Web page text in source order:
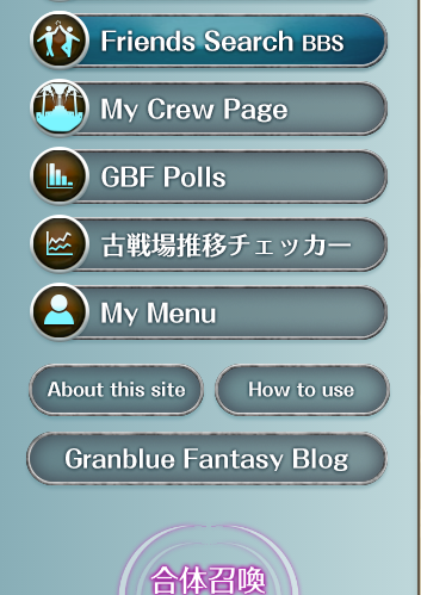
マルチバトル救援募集掲示板
フレンド募集掲示板
マイ騎空団ページ
グラブルアンケート
古戦場推移チェッカー
マイメニュー
騎空団員募集掲示板 掲示板の使い方